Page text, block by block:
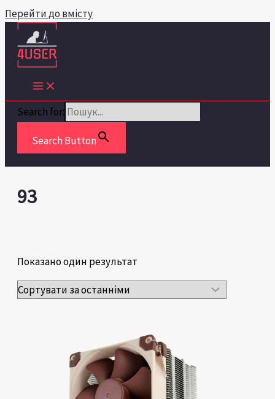
Перейти до вмісту
Search for:
Search Button
93
Показано один результат